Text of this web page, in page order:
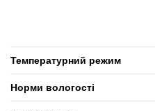
Температурний режим
Норми вологості